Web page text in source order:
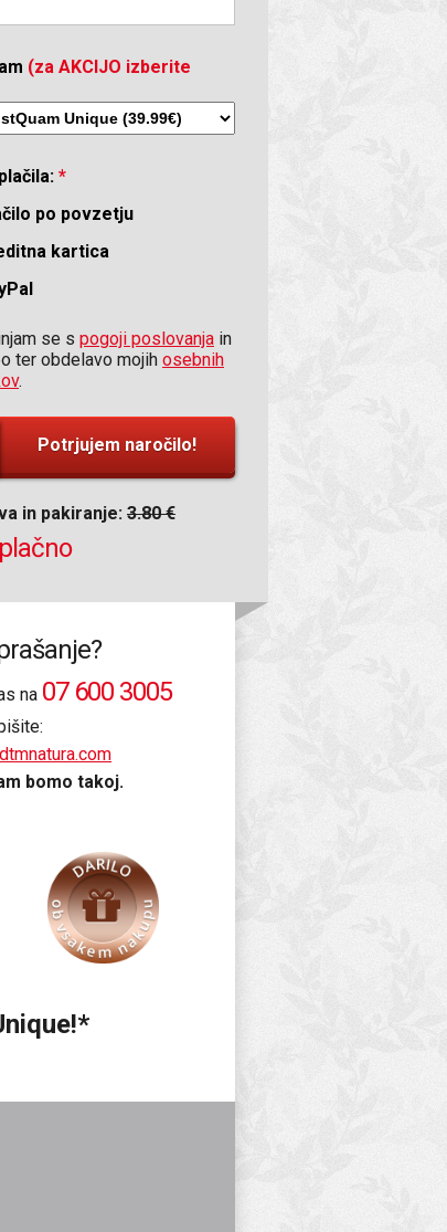
(za AKCIJO izberite
*
po povzetju
kartica
se s pogoji poslovanja in
ter obdelavo mojih osebnih
.
in pakiranje: 3.80 €
na 07 600 3005
bomo takoj.
se je že po 1 mesecu vidno